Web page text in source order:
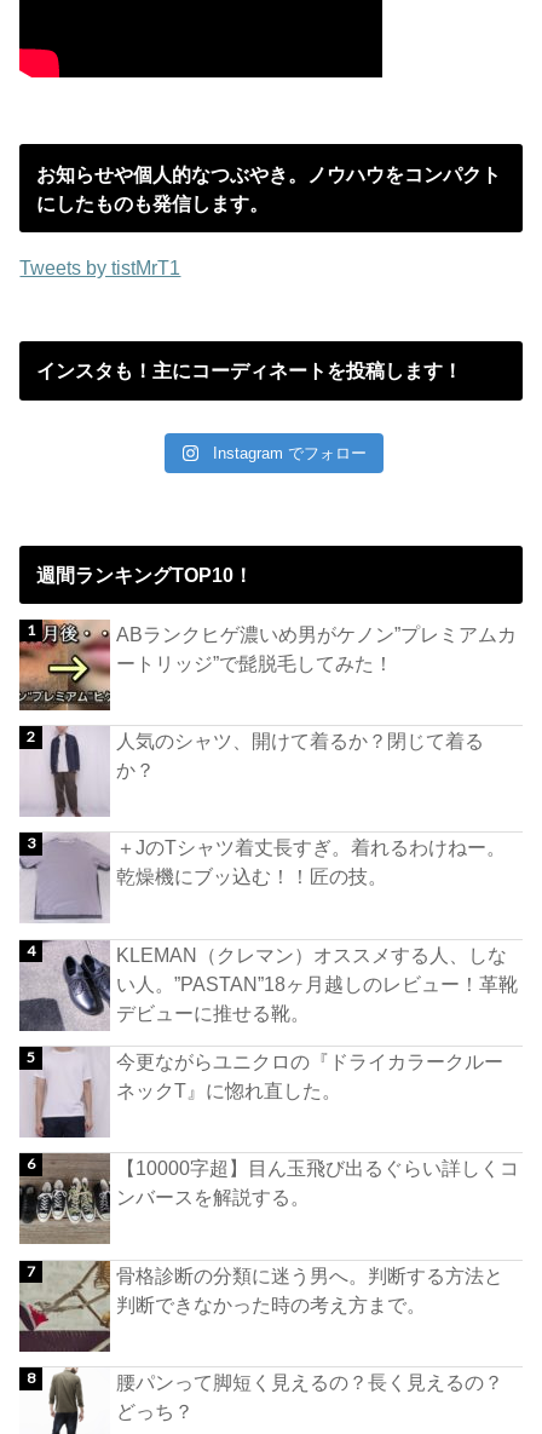
お知らせや個人的なつぶやき。ノウハウをコンパクト
にしたものも発信します。
Tweets by tistMrT1
インスタも！主にコーディネートを投稿します！
Instagram でフォロー
週間ランキングTOP10！
ABランクヒゲ濃いめ男がケノン”プレミアムカ
ートリッジ”で髭脱毛してみた！
人気のシャツ、開けて着るか？閉じて着る
か？
＋JのTシャツ着丈長すぎ。着れるわけねー。
乾燥機にブッ込む！！匠の技。
KLEMAN（クレマン）オススメする人、しな
い人。”PASTAN”18ヶ月越しのレビュー！革靴
デビューに推せる靴。
今更ながらユニクロの『ドライカラークルー
ネックT』に惚れ直した。
【10000字超】目ん玉飛び出るぐらい詳しくコ
ンバースを解説する。
骨格診断の分類に迷う男へ。判断する方法と
判断できなかった時の考え方まで。
腰パンって脚短く見えるの？長く見えるの？
どっち？